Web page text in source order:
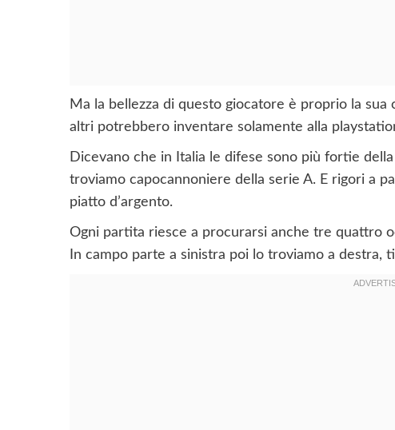
Ma la bellezza di questo giocatore è proprio la
altri potrebbero inventare solamente alla
Dicevano che in Italia le difese sono più fortie
troviamo capocannoniere della serie A. E rigori a
piatto d’argento.
Ogni partita riesce a procurarsi anche tre quattro
In campo parte a sinistra poi lo troviamo a